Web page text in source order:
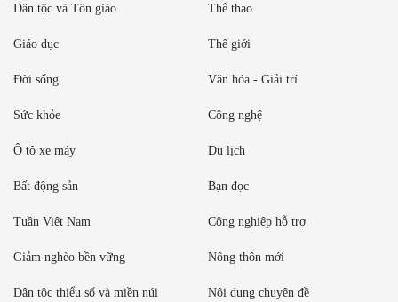
Dân tộc và Tôn giáo Thể thao
Giáo dục Thế giới
Đời sống Văn hóa - Giải trí
Sức khỏe Công nghệ
Ô tô xe máy Du lịch
Bất động sản Bạn đọc
Tuần Việt Nam Công nghiệp hỗ trợ
Giảm nghèo bền vững Nông thôn mới
Dân tộc thiểu số và miền núi Nội dung chuyên đề